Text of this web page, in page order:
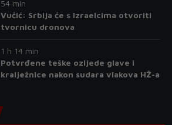
54 min
Vučić: Srbija će s Izraelcima otvoriti
tvornicu dronova
1 h 14 min
Potvrđene teške ozljede glave i
kralježnice nakon sudara vlakova HŽ-a